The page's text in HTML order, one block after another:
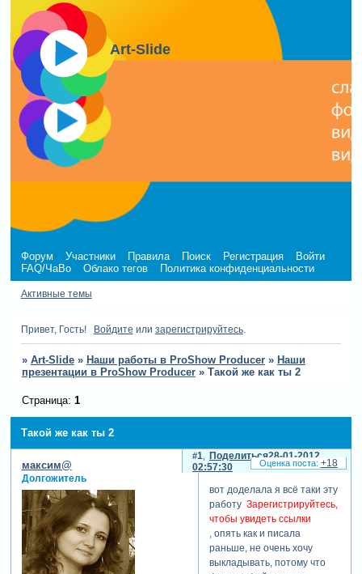
Art-Slide
Форум Участники Правила Поиск Регистрация
Войти
FAQ/ЧаВо
Облако тегов Политика конфиденциальности
Активные темы
Привет, Гость! Войдите или зарегистрируйтесь.
» Art-Slide » Наши работы в ProShow Producer » Наши
презентации в ProShow Producer » Такой же как ты 2
Такой же как ты 2
Страница: 1
Поделиться
1
28-01-2012
02:57:30
максим@
Долгожитель
вот доделала я всё таки эту
работу Зарегистрируйтесь,
чтобы увидеть ссылки
, опять как и писала
раньше, не очень хочу
выкладывать, потому что
+18